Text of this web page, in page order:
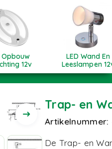
Opbouw
12v
LED Wand En
Leeslampen
Trap- en
Artikelnummer:
De Trap- en